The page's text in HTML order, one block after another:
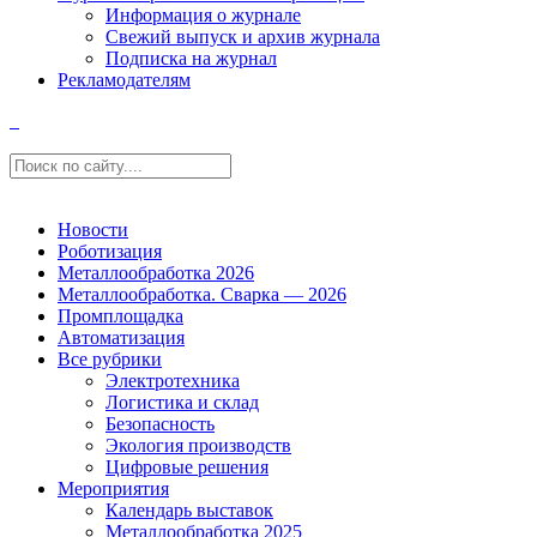
Информация о журнале
Свежий выпуск и архив журнала
Подписка на журнал
Рекламодателям
Новости
Роботизация
Металлообработка 2026
Металлообработка. Сварка — 2026
Промплощадка
Автоматизация
Все рубрики
Электротехника
Логистика и склад
Безопасность
Экология производств
Цифровые решения
Мероприятия
Календарь выставок
Металлообработка 2025